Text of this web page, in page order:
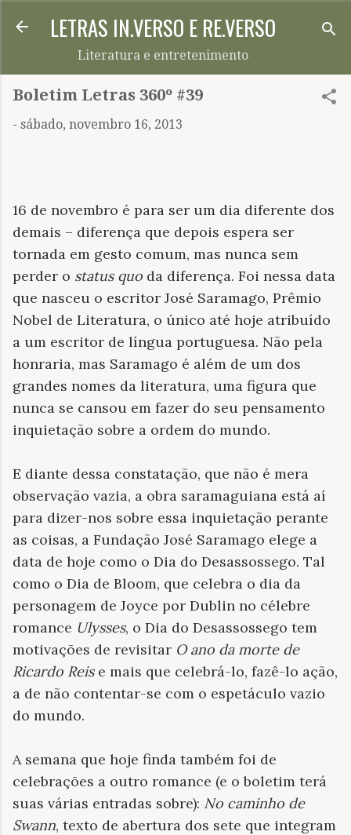
Pular para o conteúdo principal
LETRAS IN.VERSO E RE.VERSO
Literatura e entretenimento
Boletim Letras 360º #39
- sábado, novembro 16, 2013
16 de novembro é para ser um dia diferente dos
demais – diferença que depois espera ser
tornada em gesto comum, mas nunca sem
perder o status quo da diferença. Foi nessa data
que nasceu o escritor José Saramago, Prêmio
Nobel de Literatura, o único até hoje atribuído
a um escritor de língua portuguesa. Não pela
honraria, mas Saramago é além de um dos
grandes nomes da literatura, uma figura que
nunca se cansou em fazer do seu pensamento
inquietação sobre a ordem do mundo.
E diante dessa constatação, que não é mera
observação vazia, a obra saramaguiana está aí
para dizer-nos sobre essa inquietação perante
as coisas, a Fundação José Saramago elege a
data de hoje como o Dia do Desassossego. Tal
como o Dia de Bloom, que celebra o dia da
personagem de Joyce por Dublin no célebre
romance Ulysses, o Dia do Desassossego tem
motivações de revisitar O ano da morte de
Ricardo Reise mais que celebrá-lo, fazê-lo ação,
a de não contentar-se com o espetáculo vazio
do mundo.
A semana que hoje finda também foi de
celebrações a outro romance (e o boletim terá
suas várias entradas sobre): No caminho de
Swann, texto de abertura dos sete que integram